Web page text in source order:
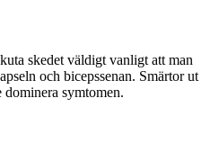
skedet väldigt vanligt att man
och bicepssenan. Smärtor ut
symtomen.